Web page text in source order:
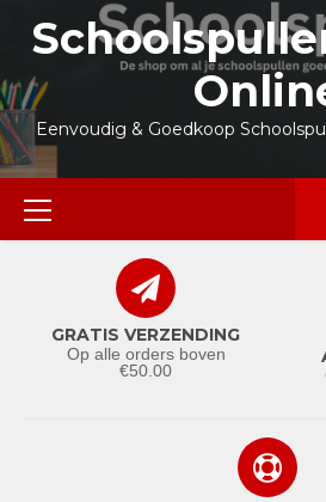
inhoud
Eenvoudig & Goedkoop
Primair
menu
GRATIS VERZENDING
Op alle orders boven
€50.00